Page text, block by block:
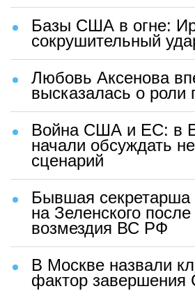
Базы США в огне:
сокрушительный
Любовь Аксенова
высказалась о роли
Война США и ЕС: в
начали обсуждать
сценарий
Бывшая секретарша
на Зеленского
возмездия ВС РФ
В Москве назвали
фактор